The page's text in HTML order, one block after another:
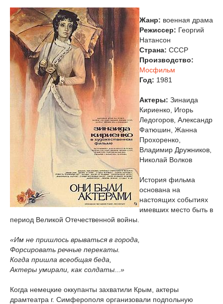
Жанр: военная драма
Режиссер: Георгий
Натансон
Страна: СССР
Производство:
Мосфильм
Год: 1981
Актеры: Зинаида
Кириенко, Игорь
Ледогоров, Александр
Фатюшин, Жанна
Прохоренко,
Владимир Дружников,
Николай Волков
История фильма
основана на
настоящих событиях
имевших место быть в
период Великой Отечественной войны.
«Им не пришлось врываться в города,
Форсировать речные перекаты.
Когда пришла всеобщая беда,
Актеры умирали, как солдаты...»
Когда немецкие оккупанты захватили Крым, актеры
драмтеатра г. Симферополя организовали подпольную